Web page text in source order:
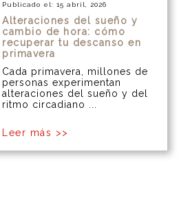
Publicado el: 15 abril, 2026
Alteraciones del sueño y
cambio de hora: cómo
recuperar tu descanso en
primavera
Cada primavera, millones de
personas experimentan
alteraciones del sueño y del
ritmo circadiano ...
Leer más >>